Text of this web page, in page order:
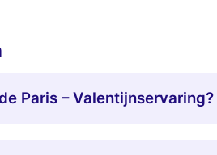
Paris – Valentijnservaring?